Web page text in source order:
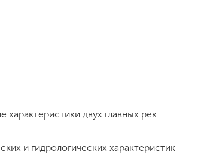
двух главных рек
и гидрологических характеристик